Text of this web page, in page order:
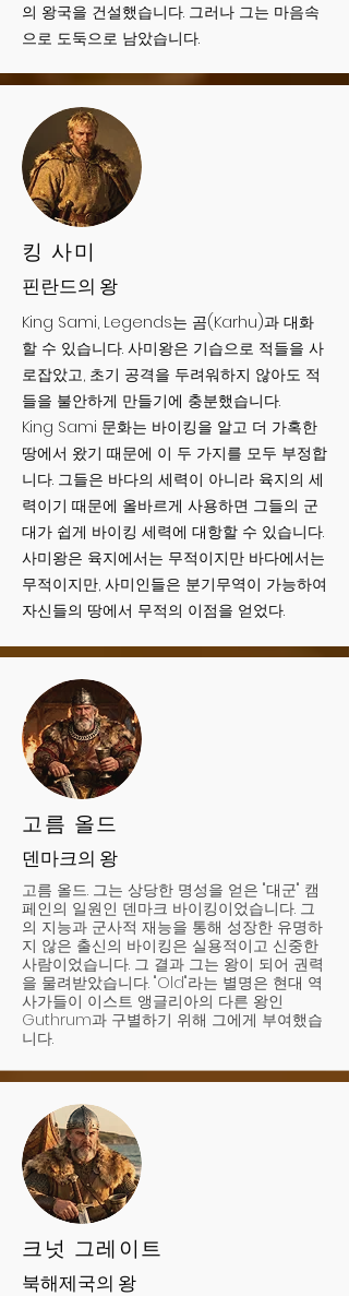
의 왕국을 건설했습니다. 그러나 그는 마음속
으로 도둑으로 남았습니다.
킹 사미
핀란드의 왕
King Sami, Legends는 곰(Karhu)과 대화
할 수 있습니다. 사미왕은 기습으로 적들을 사
로잡았고, 초기 공격을 두려워하지 않아도 적
들을 불안하게 만들기에 충분했습니다.
King Sami 문화는 바이킹을 알고 더 가혹한
땅에서 왔기 때문에 이 두 가지를 모두 부정합
니다. 그들은 바다의 세력이 아니라 육지의 세
력이기 때문에 올바르게 사용하면 그들의 군
대가 쉽게 바이킹 세력에 대항할 수 있습니다.
사미왕은 육지에서는 무적이지만 바다에서는
무적이지만, 사미인들은 분기무역이 가능하여
자신들의 땅에서 무적의 이점을 얻었다.
고름 올드
덴마크의 왕
고름 올드. 그는 상당한 명성을 얻은 "대군" 캠
페인의 일원인 덴마크 바이킹이었습니다. 그
의 지능과 군사적 재능을 통해 성장한 유명하
지 않은 출신의 바이킹은 실용적이고 신중한
사람이었습니다. 그 결과 그는 왕이 되어 권력
을 물려받았습니다. "Old"라는 별명은 현대 역
사가들이 이스트 앵글리아의 다른 왕인
Guthrum과 구별하기 위해 그에게 부여했습
니다.
크넛 그레이트
북해제국의 왕